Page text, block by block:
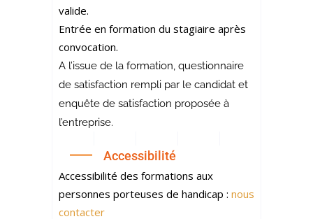
valide.
Entrée en formation du stagiaire après
convocation.
A l’issue de la formation, questionnaire
de satisfaction rempli par le candidat et
enquête de satisfaction proposée à
l’entreprise.
Accessibilité
Accessibilité des formations aux
personnes porteuses de handicap : nous
contacter